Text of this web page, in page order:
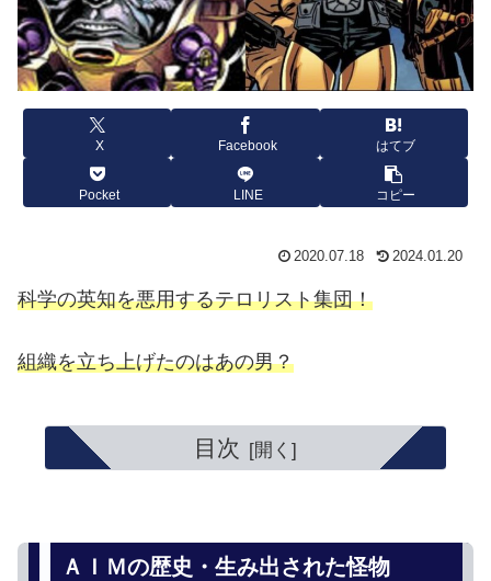
X Facebook はてブ
Pocket LINE コピー
2020.07.18 2024.01.20
科学の英知を悪用するテロリスト集団！
組織を立ち上げたのはあの男？
目次
ＡＩＭの歴史・生み出された怪物